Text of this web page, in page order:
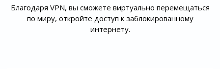
Благодаря VPN, вы сможете виртуально перемещаться
по миру, откройте доступ к заблокированному
интернету.